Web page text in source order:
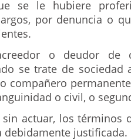
se le hubiere
por denuncia o
o deudor de
se trate de sociedad
compañero
o civil, o
actuar, los términos
debidamente justificada.